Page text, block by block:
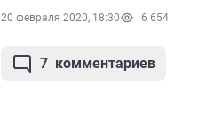
20 февраля 2020, 18:30 6 654
7 комментариев